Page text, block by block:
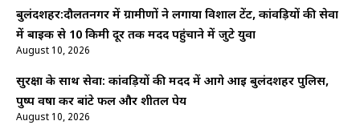
बुलंदशहर:दौलतनगर में ग्रामीणों ने लगाया विशाल टेंट, कांवड़ियों की सेवा
में बाइक से 10 किमी दूर तक मदद पहुंचाने में जुटे युवा
August 10, 2026
सुरक्षा के साथ सेवा: कांवड़ियों की मदद में आगे आई बुलंदशहर पुलिस,
पुष्प वर्षा कर बांटे फल और शीतल पेय
August 10, 2026